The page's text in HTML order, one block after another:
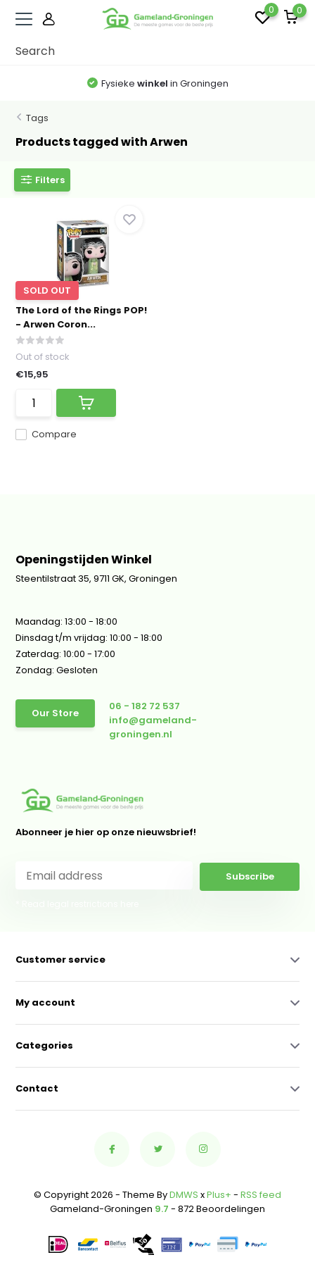
0 0
Fysieke winkel in Groningen
Tags
Products tagged with Arwen
Filters
SOLD OUT
The Lord of the Rings POP!
- Arwen Coron...
Compare
Out of stock
€15,95
Openingstijden Winkel
Steentilstraat 35, 9711 GK, Groningen
Maandag: 13:00 - 18:00
Dinsdag t/m vrijdag: 10:00 - 18:00
Zaterdag: 10:00 - 17:00
Zondag: Gesloten
Our Store
06 - 182 72 537
info@gameland-
groningen.nl
Abonneer je hier op onze nieuwsbrief!
Subscribe
Customer service
My account
Categories
Contact
© Copyright 2026 - Theme ByDMWS xPlus+ - RSS feed
Gameland-Groningen 9.7 - 872 Beoordelingen